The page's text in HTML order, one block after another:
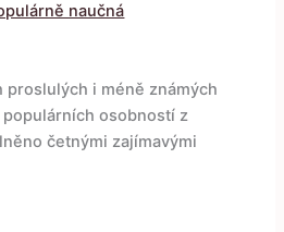
naučná
proslulých i méně známých
osobností z
četnými zajímavými